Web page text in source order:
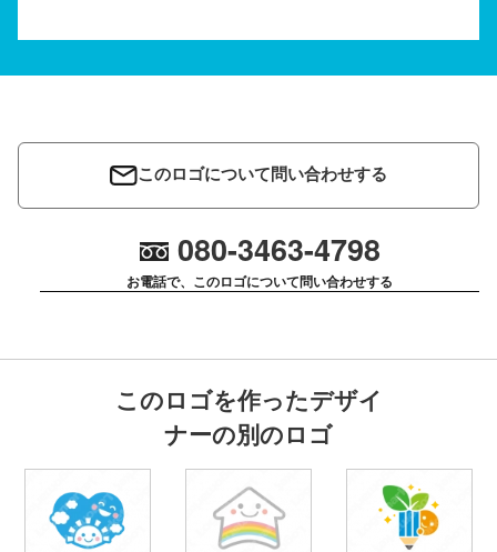
このロゴについて問い合わせする
080-3463-4798
お電話で、このロゴについて問い合わせする
このロゴを作ったデザイ
ナーの別のロゴ